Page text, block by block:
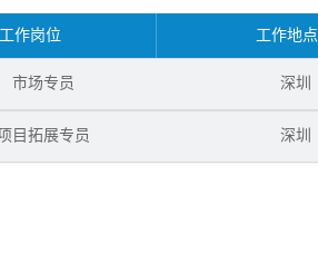
工作岗位 工作地点
市场专员 深圳
目拓展专员 深圳